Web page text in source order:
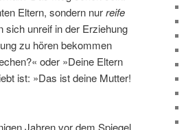
Eltern, sondern nurreife
sich unreif in der Erziehung
zu hören bekommen
oder »Deine Eltern
ist: »Das ist deine Mutter!
Jahren vor dem Spiegel